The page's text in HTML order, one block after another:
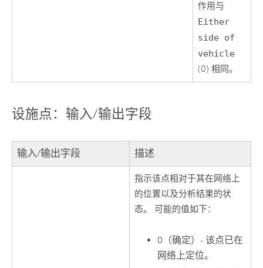
作用与
Either
side of
vehicle
(0) 相同。
设施点：输入/输出字段
输入/输出字段 描述
指示该点相对于其在网络上
的位置以及分析结果的状
态。 可能的值如下：
0（确定）- 该点已在
网络上定位。